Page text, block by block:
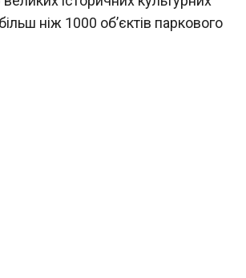
ніж 1000 об’єктів паркового